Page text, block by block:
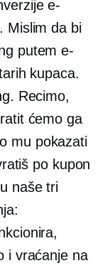
e-
Mislim da bi
putem e-
kupaca.
Recimo,
ćemo ga
mu pokazati
po kupon
naše tri
i vraćanje na